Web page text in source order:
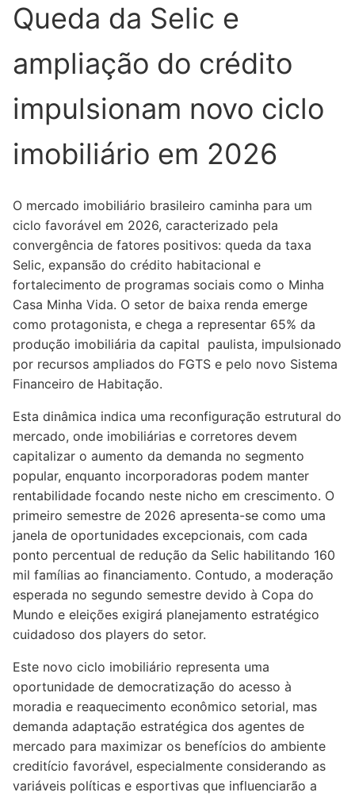
Queda da Selic e
ampliação do crédito
impulsionam novo ciclo
imobiliário em 2026
O mercado imobiliário brasileiro caminha para um
ciclo favorável em 2026, caracterizado pela
convergência de fatores positivos: queda da taxa
Selic, expansão do crédito habitacional e
fortalecimento de programas sociais como o Minha
Casa Minha Vida. O setor de baixa renda emerge
como protagonista, e chega a representar 65% da
produção imobiliária da capital paulista, impulsionado
por recursos ampliados do FGTS e pelo novo Sistema
Financeiro de Habitação.
Esta dinâmica indica uma reconfiguração estrutural do
mercado, onde imobiliárias e corretores devem
capitalizar o aumento da demanda no segmento
popular, enquanto incorporadoras podem manter
rentabilidade focando neste nicho em crescimento. O
primeiro semestre de 2026 apresenta-se como uma
janela de oportunidades excepcionais, com cada
ponto percentual de redução da Selic habilitando 160
mil famílias ao financiamento. Contudo, a moderação
esperada no segundo semestre devido à Copa do
Mundo e eleições exigirá planejamento estratégico
cuidadoso dos players do setor.
Este novo ciclo imobiliário representa uma
oportunidade de democratização do acesso à
moradia e reaquecimento econômico setorial, mas
demanda adaptação estratégica dos agentes de
mercado para maximizar os benefícios do ambiente
creditício favorável, especialmente considerando as
variáveis políticas e esportivas que influenciarão a